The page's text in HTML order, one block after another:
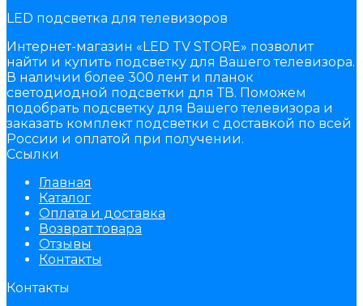
LED подсветка для телевизоров
Интернет-магазин «LED TV STORE» позволит
найти и купить подсветку для Вашего телевизора.
В наличии более 300 лент и планок
светодиодной подсветки для ТВ. Поможем
подобрать подсветку для Вашего телевизора и
заказать комплект подсветки с доставкой по всей
России и оплатой при получении.
Ссылки
Главная
Каталог
Оплата и доставка
Возврат товара
Отзывы
Контакты
Контакты